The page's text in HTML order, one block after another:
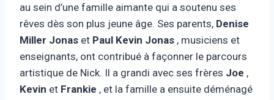
au sein d’une famille aimante qui a soutenu ses
rêves dès son plus jeune âge. Ses parents, Denise
Miller Jonas et Paul Kevin Jonas , musiciens et
enseignants, ont contribué à façonner le parcours
artistique de Nick. Il a grandi avec ses frères Joe ,
Kevin et Frankie , et la famille a ensuite déménagé